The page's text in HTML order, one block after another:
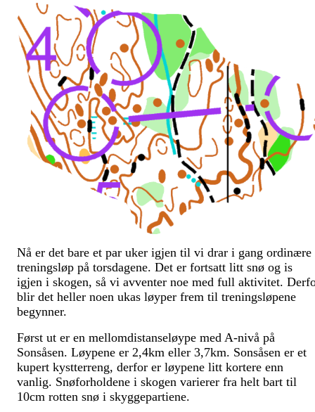
Nå er det bare et par uker igjen til vi drar i gang ordinære
treningsløp på torsdagene. Det er fortsatt litt snø og is
igjen i skogen, så vi avventer noe med full aktivitet.
blir det heller noen ukas løyper frem til treningsløpene
begynner.
Først ut er en mellomdistanseløype med A-nivå på
Sonsåsen. Løypene er 2,4km eller 3,7km. Sonsåsen er et
kupert kystterreng, derfor er løypene litt kortere enn
vanlig. Snøforholdene i skogen varierer fra helt bart til
10cm rotten snø i skyggepartiene.